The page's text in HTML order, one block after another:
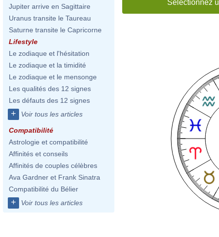
Jupiter arrive en Sagittaire
Uranus transite le Taureau
Saturne transite le Capricorne
Lifestyle
Le zodiaque et l'hésitation
Le zodiaque et la timidité
Le zodiaque et le mensonge
Les qualités des 12 signes
Les défauts des 12 signes
+ Voir tous les articles
Compatibilité
Astrologie et compatibilité
Affinités et conseils
Affinités de couples célèbres
Ava Gardner et Frank Sinatra
Compatibilité du Bélier
+ Voir tous les articles
Sélectionnez